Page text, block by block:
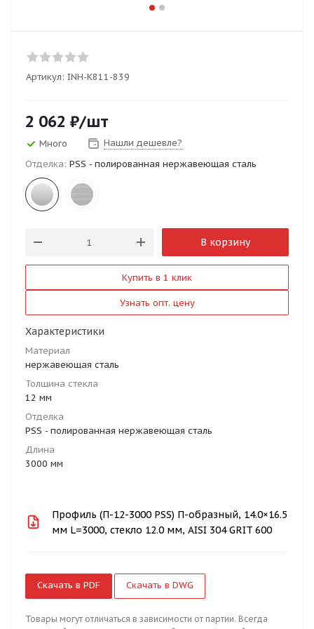
Артикул: INH-K811-839
2 062 ₽/шт
Много
Нашли дешевле?
Отделка: PSS - полированная нержавеющая сталь
В корзину
Купить в 1 клик
Узнать опт. цену
Характеристики
Материал
нержавеющая сталь
Толщина стекла
12 мм
Отделка
PSS - полированная нержавеющая сталь
Длина
3000 мм
Профиль (П-12-3000 PSS) П-образный, 14.0×16.5
мм L=3000, стекло 12.0 мм, AISI 304 GRIT 600
Скачать в PDF Скачать в DWG
Товары могут отличаться в зависимости от партии. Всегда